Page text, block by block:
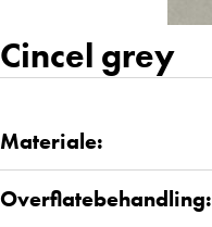
Cincel grey
Materiale:
Overflatebehandling: